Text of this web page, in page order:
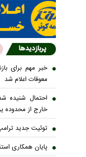
پربازدیدها
خبر مهم برای
معوقات اعلام شد
احتمال شنیده
خارج از محدوده
توئیت جدید
پایان همکاری